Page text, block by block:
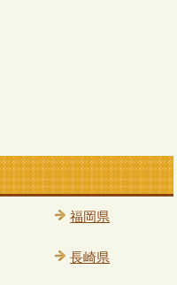
福岡県
長崎県